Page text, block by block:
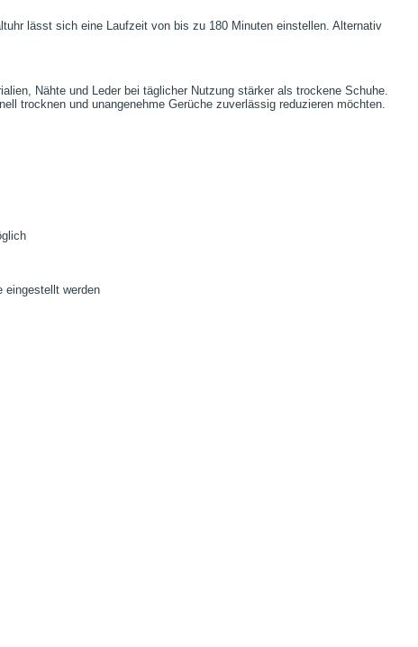
lässt sich eine Laufzeit von bis zu 180 Minuten einstellen. Alternativ
Nähte und Leder bei täglicher Nutzung stärker als trockene Schuhe.
trocknen und unangenehme Gerüche zuverlässig reduzieren möchten.
eingestellt werden